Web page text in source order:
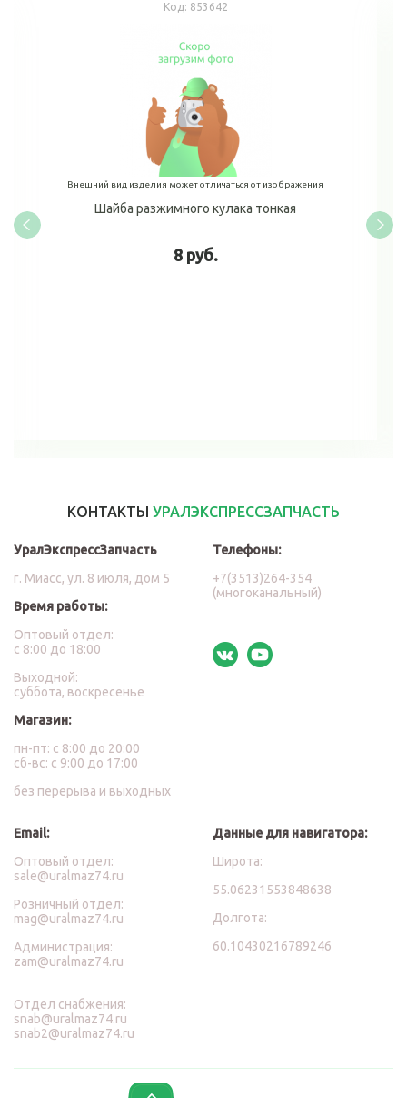
Код: 853642
Внешний вид изделия может отличаться от изображения
Шайба разжимного кулака тонкая
8 руб.
КОНТАКТЫ УРАЛЭКСПРЕССЗАПЧАСТЬ
УралЭкспрессЗапчасть
г. Миасс, ул. 8 июля, дом 5
Время работы:
Оптовый отдел:
с 8:00 до 18:00
Выходной:
суббота, воскресенье
Магазин:
пн-пт: с 8:00 до 20:00
сб-вс: с 9:00 до 17:00
без перерыва и выходных
Телефоны:
+7(3513)264-354
(многоканальный)
Email:
Оптовый отдел:
sale@uralmaz74.ru
Розничный отдел:
mag@uralmaz74.ru
Администрация:
zam@uralmaz74.ru
Отдел снабжения:
snab@uralmaz74.ru
snab2@uralmaz74.ru
Данные для навигатора:
Широта:
55.06231553848638
Долгота:
60.10430216789246